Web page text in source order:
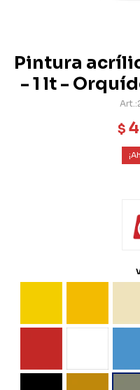
Pintura
- 1 lt -
$